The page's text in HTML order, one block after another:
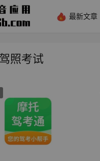
最新文章
照考试